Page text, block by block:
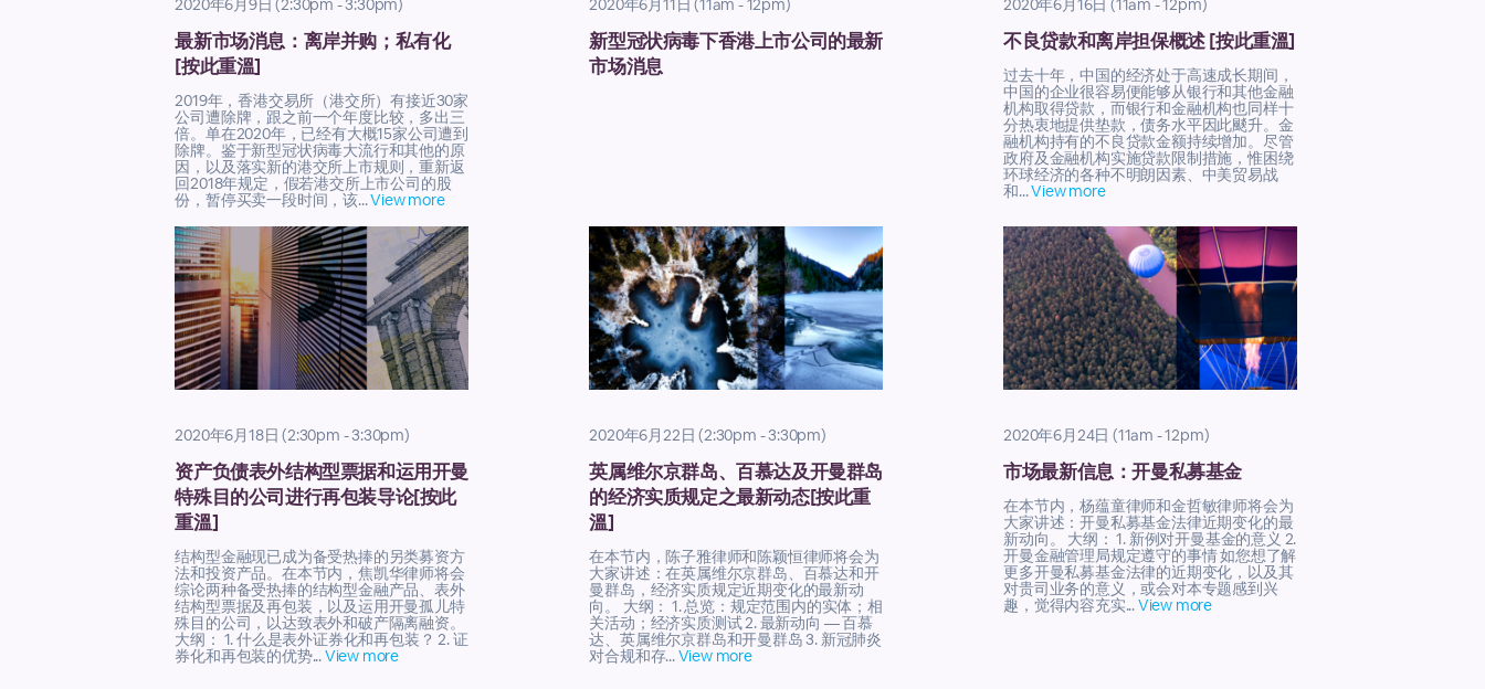
2020年6月9日 (2:30pm - 3:30pm)
最新市场消息：离岸并购；私有化
[按此重溫]
2019年，香港交易所（港交所）有接近30家
公司遭除牌，跟之前一个年度比较，多出三
倍。单在2020年，已经有大概15家公司遭到
除牌。鉴于新型冠状病毒大流行和其他的原
因，以及落实新的港交所上市规则，重新返
回2018年规定，假若港交所上市公司的股
份，暂停买卖一段时间，该...View more
2020年6月11日 (11am - 12pm)
新型冠状病毒下香港上市公司的最新
市场消息
2020年6月16日 (11am - 12pm)
不良贷款和离岸担保概述 [按此重溫]
过去十年，中国的经济处于高速成长期间，
中国的企业很容易便能够从银行和其他金融
机构取得贷款，而银行和金融机构也同样十
分热衷地提供垫款，债务水平因此颷升。金
融机构持有的不良贷款金额持续增加。尽管
政府及金融机构实施贷款限制措施，惟困绕
环球经济的各种不明朗因素、中美贸易战
和...View more
2020年6月18日 (2:30pm - 3:30pm)
资产负债表外结构型票据和运用开曼
特殊目的公司进行再包装导论[按此
重溫]
结构型金融现已成为备受热捧的另类募资方
法和投资产品。在本节内，焦凯华律师将会
综论两种备受热捧的结构型金融产品、表外
结构型票据及再包装，以及运用开曼孤儿特
殊目的公司，以达致表外和破产隔离融资。
大纲： 1. 什么是表外证券化和再包装？ 2. 证
券化和再包装的优势...View more
2020年6月22日 (2:30pm - 3:30pm)
英属维尔京群岛、百慕达及开曼群岛
的经济实质规定之最新动态[按此重
溫]
在本节内，陈子雅律师和陈颖恒律师将会为
大家讲述：在英属维尔京群岛、百慕达和开
曼群岛，经济实质规定近期变化的最新动
向。 大纲： 1. 总览：规定范围内的实体；相
关活动；经济实质测试 2. 最新动向 — 百慕
达、英属维尔京群岛和开曼群岛 3. 新冠肺炎
对合规和存...View more
2020年6月24日 (11am - 12pm)
市场最新信息：开曼私募基金
在本节内，杨蕴童律师和金哲敏律师将会为
大家讲述：开曼私募基金法律近期变化的最
新动向。 大纲： 1. 新例对开曼基金的意义 2.
开曼金融管理局规定遵守的事情 如您想了解
更多开曼私募基金法律的近期变化，以及其
对贵司业务的意义，或会对本专题感到兴
趣，觉得内容充实...View more